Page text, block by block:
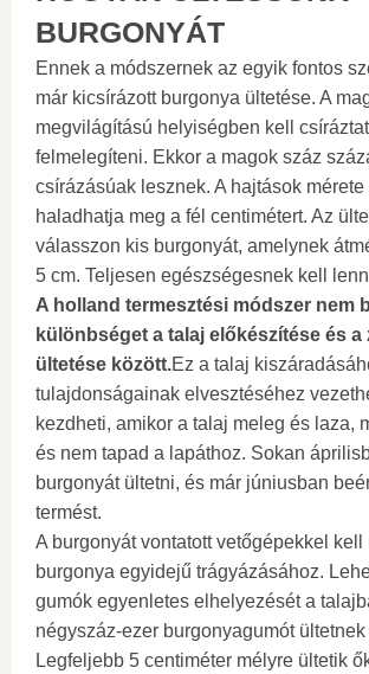
BURGONYÁT
Ennek a módszernek az egyik fontos
már kicsírázott burgonya ültetése. A
megvilágítású helyiségben kell
felmelegíteni. Ekkor a magok száz
csírázásúak lesznek. A hajtások mérete
haladhatja meg a fél centimétert. Az
válasszon kis burgonyát, amelynek
5 cm. Teljesen egészségesnek kell
A holland termesztési módszer nem
különbséget a talaj előkészítése és a
ültetése között.Ez a talaj
tulajdonságainak elvesztéséhez
kezdheti, amikor a talaj meleg és laza,
és nem tapad a lapáthoz. Sokan
burgonyát ültetni, és már júniusban
termést.
A burgonyát vontatott vetőgépekkel kell
burgonya egyidejű trágyázásához.
gumók egyenletes elhelyezését a
négyszáz-ezer burgonyagumót
Legfeljebb 5 centiméter mélyre ültetik